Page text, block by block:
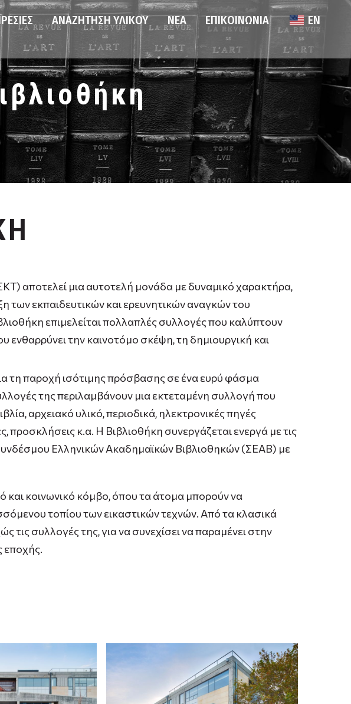
ΑΝΑΖΉΤΗΣΗ ΥΛΙΚΟΎ ΝΈΑ ΕΠΙΚΟΙΝΩΝΊΑ EN
αποτελεί μια αυτοτελή μονάδα με δυναμικό χαρακτήρα,
εκπαιδευτικών και ερευνητικών αναγκών του
επιμελείται πολλαπλές συλλογές που καλύπτουν
την καινοτόμο σκέψη, τη δημιουργική και
τη παροχή ισότιμης πρόσβασης σε ένα ευρύ φάσμα
της περιλαμβάνουν μια εκτεταμένη συλλογή που
αρχειακό υλικό, περιοδικά, ηλεκτρονικές πηγές
κ.α. Η Βιβλιοθήκη συνεργάζεται ενεργά με τις
Ελληνικών Ακαδημαϊκών Βιβλιοθηκών (ΣΕΑΒ) με
και κοινωνικό κόμβο, όπου τα άτομα μπορούν να
τοπίου των εικαστικών τεχνών. Από τα κλασικά
συλλογές της, για να συνεχίσει να παραμένει στην
εποχής.